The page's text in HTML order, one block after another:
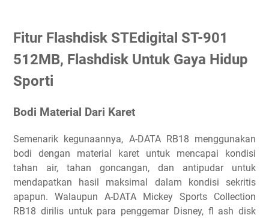
Fitur Flashdisk STEdigital ST-901
512MB, Flashdisk Untuk Gaya Hidup
Sporti
Bodi Material Dari Karet
Semenarik kegunaannya, A-DATA RB18 menggunakan
bodi dengan material karet untuk mencapai kondisi
tahan air, tahan goncangan, dan antipudar untuk
mendapatkan hasil maksimal dalam kondisi sekritis
apapun. Walaupun A-DATA Mickey Sports Collection
RB18 dirilis untuk para penggemar Disney, fl ash disk